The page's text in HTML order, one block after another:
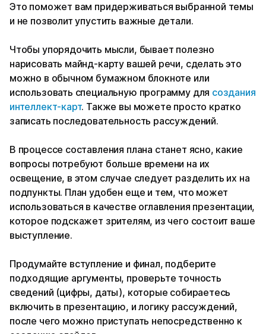
Это поможет вам придерживаться выбранной темы
и не позволит упустить важные детали.
Чтобы упорядочить мысли, бывает полезно
нарисовать майнд-карту вашей речи, сделать это
можно в обычном бумажном блокноте или
использовать специальную программу для создания
интеллект-карт. Также вы можете просто кратко
записать последовательность рассуждений.
В процессе составления плана станет ясно, какие
вопросы потребуют больше времени на их
освещение, в этом случае следует разделить их на
подпункты. План удобен еще и тем, что может
использоваться в качестве оглавления презентации,
которое подскажет зрителям, из чего состоит ваше
выступление.
Продумайте вступление и финал, подберите
подходящие аргументы, проверьте точность
сведений (цифры, даты), которые собираетесь
включить в презентацию, и логику рассуждений,
после чего можно приступать непосредственно к